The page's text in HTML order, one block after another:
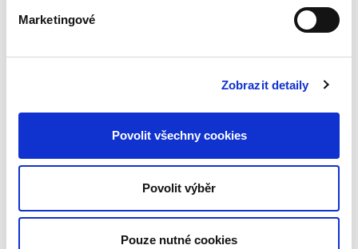
Marketingové
Zobrazit detaily
Povolit všechny cookies
Povolit výběr
Pouze nutné cookies
Právnické fakultě UP v Olomouci. Jejími
spoluautory jsou soudci...
Přičitatelnost
významných
okolnostech
právnickým
osobám